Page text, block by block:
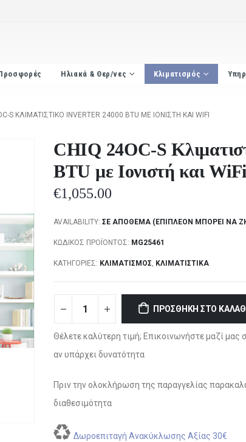
Ηλιακά & Θερ/νες Κλιματισμός
S ΚΛΙΜΑΤΙΣΤΙΚΌ INVERTER 24000 BTU ΜΕ ΙΟΝΙΣΤΉ ΚΑΙ WIFI
CHIQ 24OC-S
BTU με Ιονιστή και WiFi
€1,055.00
AVAILABILITY: ΣΕ ΑΠΌΘΕΜΑ (ΕΠΙΠΛΈΟΝ ΜΠΟΡΕΊ ΝΑ
ΚΩΔΙΚΌΣ ΠΡΟΪΌΝΤΟΣ: MG25461
ΚΑΤΗΓΟΡΊΕΣ: ΚΛΙΜΑΤΙΣΜΌΣ, ΚΛΙΜΑΤΙΣΤΙΚΆ
ΠΡΟΣΘΉΚΗ ΣΤΟ
Θέλετε καλύτερη τιμή; Επικοινωνήστε μαζί
αν υπάρχει δυνατότητα
Πριν την ολοκλήρωση της παραγγελίας
διαθεσιμότητα
Δωροεπιταγή Ανακύκλωσης Αξίας 30€